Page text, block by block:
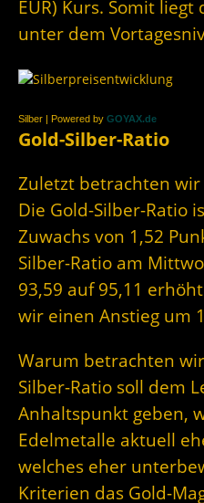
EUR) Kurs. Somit liegt
unter dem
Silber | Powered by GOYAX.de
Gold-Silber-Ratio
Zuletzt betrachten wir
Die Gold-Silber-Ratio
Zuwachs von 1,52
Silber-Ratio am
93,59 auf 95,11
wir einen Anstieg um
Warum betrachten
Silber-Ratio soll dem
Anhaltspunkt geben,
Edelmetalle aktuell
welches eher
Kriterien das Gold-